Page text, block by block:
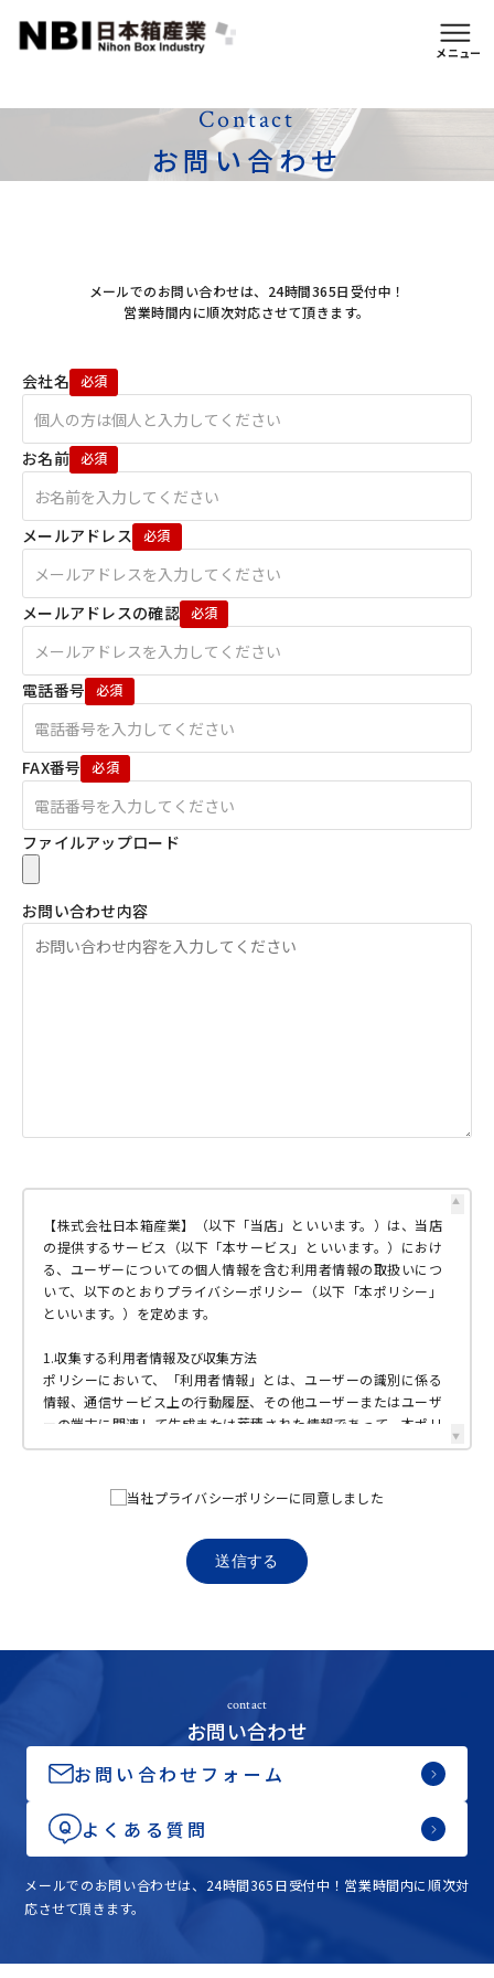
メニュー
イージーオーダー仕様
Contact
お問い合わせ
メールでのお問い合わせは、24時間365日受付中！
営業時間内に順次対応させて頂きます。
会社名
お名前
メールアドレス
メールアドレスの確認
電話番号
FAX番号
ファイルアップロード
お問い合わせ内容
▲
▼
【株式会社日本箱産業】（以下「当店」といいます。）は、当店
の提供するサービス（以下「本サービス」といいます。）におけ
る、ユーザーについての個人情報を含む利用者情報の取扱いにつ
いて、以下のとおりプライバシーポリシー（以下「本ポリシー」
といいます。）を定めます。
1.収集する利用者情報及び収集方法
ポリシーにおいて、「利用者情報」とは、ユーザーの識別に係る
情報、通信サービス上の行動履歴、その他ユーザーまたはユーザ
ーの端末に関連して生成または蓄積された情報であって、本ポリ
シーに基づき当社が収集するものを意味するものとします。 本サ
じて、以下のようなものとなります。
に、または本サービスの利用を通じてユーザーからご提供いただ
く情報は以下のとおりです。
(2) ユーザーが本サービスの利用において、他のサービスと連携を
ユーザーが、本サービスを利用するにあたり、ソーシャルネット
は、その許可の際にご同意いただいた内容に基づき、以下の情報
を当該外部サービスから収集します。
・その他当該外部サービスのプライバシー設定によりユーザーが
連携先に開示を認めた情報
当社プライバシーポリシーに同意しました
送信する
contact
お問い合わせ
お問い合わせフォーム
よくある質問
メールでのお問い合わせは、24時間365日受付中！営業時間内に順次対
応させて頂きます。